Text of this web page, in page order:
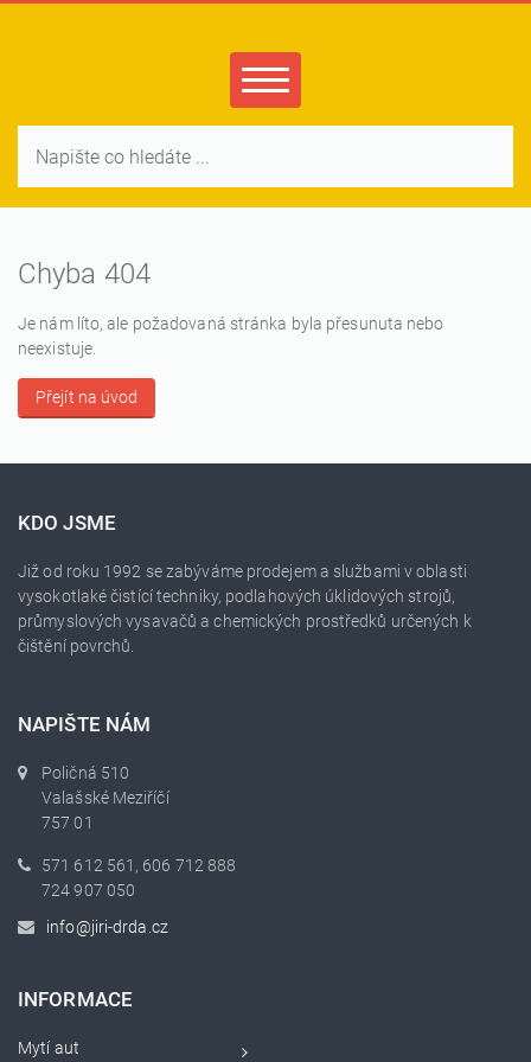
Chyba 404
Je nám líto, ale požadovaná stránka byla přesunuta nebo
neexistuje.
Přejít na úvod
KDO JSME
Již od roku 1992 se zabýváme prodejem a službami v oblasti
vysokotlaké čistící techniky, podlahových úklidových strojů,
průmyslových vysavačů a chemických prostředků určených k
čištění povrchů.
NAPIŠTE NÁM
Poličná 510
Valašské Meziříčí
757 01
571 612 561, 606 712 888
724 907 050
info@jiri-drda.cz
INFORMACE
Mytí aut